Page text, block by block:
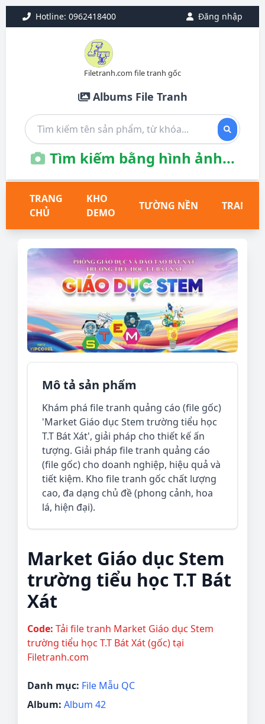
Hotline: 0962418400 Đăng nhập
Filetranh.com file tranh gốc
Albums File Tranh
Tìm kiếm bằng hình ảnh...
TRANG
CHỦ
KHO
DEMO
TƯỜNG NỀN TRANH
Mô tả sản phẩm
Khám phá file tranh quảng cáo (file gốc)
'Market Giáo dục Stem trường tiểu học
T.T Bát Xát', giải pháp cho thiết kế ấn
tượng. Giải pháp file tranh quảng cáo
(file gốc) cho doanh nghiệp, hiệu quả và
tiết kiệm. Kho file tranh gốc chất lượng
cao, đa dạng chủ đề (phong cảnh, hoa
lá, hiện đại).
Market Giáo dục Stem
trường tiểu học T.T Bát
Xát
Code: Tải file tranh Market Giáo dục Stem
trường tiểu học T.T Bát Xát (gốc) tại
Filetranh.com
Danh mục: File Mẫu QC
Album: Album 42